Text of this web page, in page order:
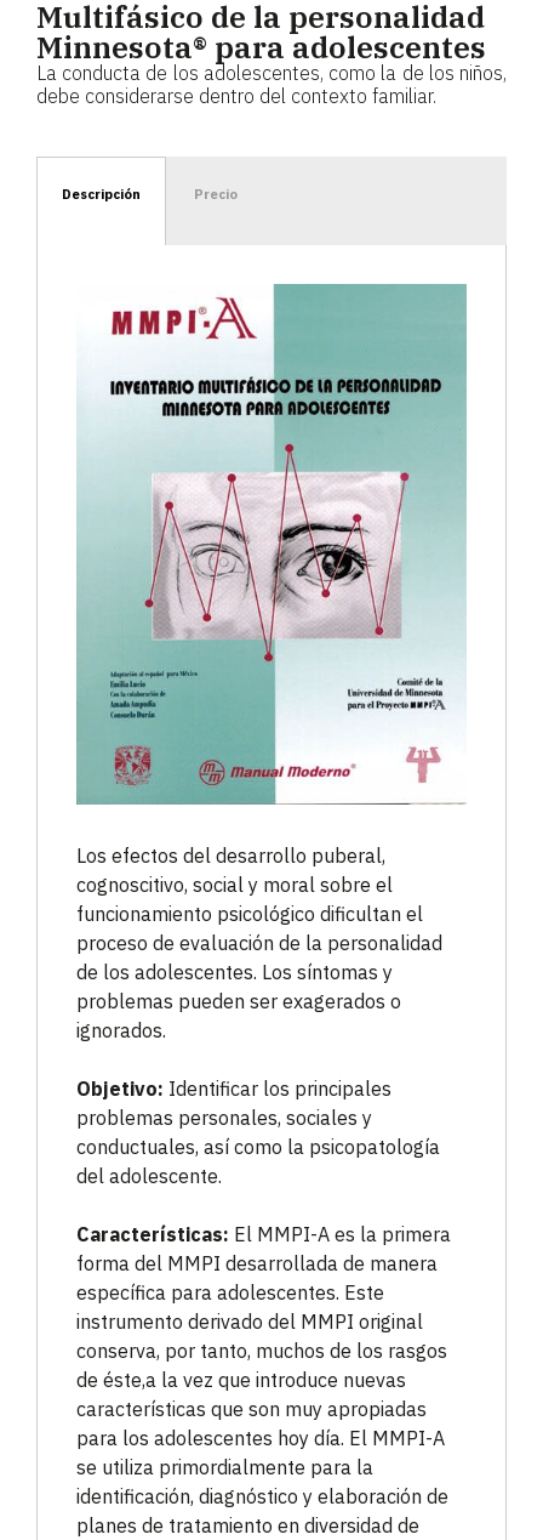
Multifásico de la personalidad
Minnesota® para adolescentes
La conducta de los adolescentes, como la de los niños,
debe considerarse dentro del contexto familiar.
Descripción Precio
Los efectos del desarrollo puberal,
cognoscitivo, social y moral sobre el
funcionamiento psicológico dificultan el
proceso de evaluación de la personalidad
de los adolescentes. Los síntomas y
problemas pueden ser exagerados o
ignorados.
Objetivo: Identificar los principales
problemas personales, sociales y
conductuales, así como la psicopatología
del adolescente.
Características: El MMPI-A es la primera
forma del MMPI desarrollada de manera
específica para adolescentes. Este
instrumento derivado del MMPI original
conserva, por tanto, muchos de los rasgos
de éste,a la vez que introduce nuevas
características que son muy apropiadas
para los adolescentes hoy día. El MMPI-A
se utiliza primordialmente para la
identificación, diagnóstico y elaboración de
planes de tratamiento en diversidad de